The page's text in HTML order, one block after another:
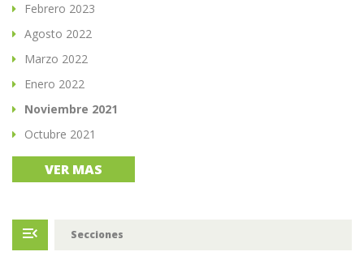
Febrero 2023
Agosto 2022
Marzo 2022
Enero 2022
Noviembre 2021
Octubre 2021
VER MAS
menu_open Secciones